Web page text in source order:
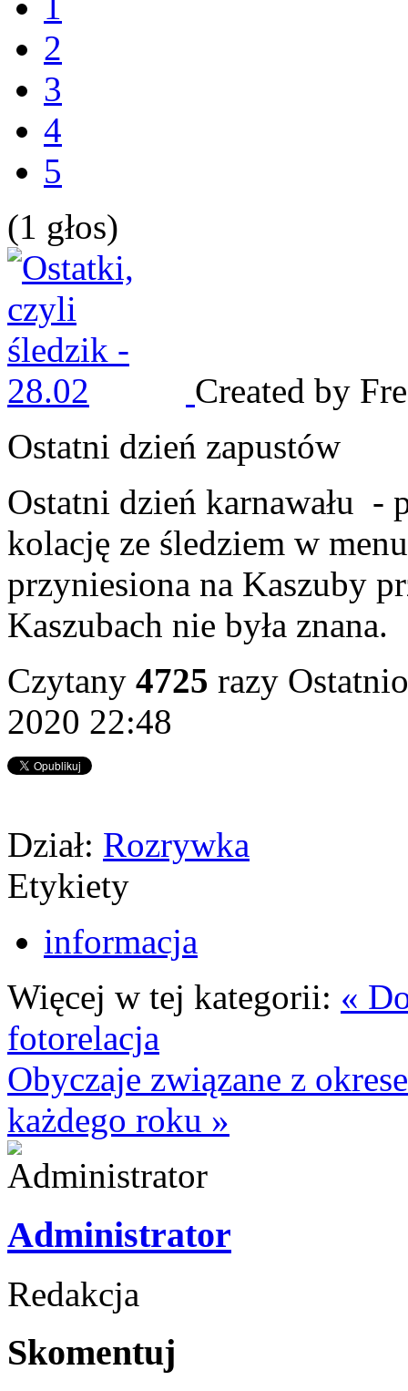
2
3
4
5
(1 głos)
Created by
Ostatni dzień zapustów
Ostatni dzień karnawału -
kolację ze śledziem w
przyniesiona na Kaszuby
Kaszubach nie była znana.
Czytany 4725 razy
2020 22:48
Dział: Rozrywka
Etykiety
informacja
Więcej w tej kategorii: «
fotorelacja
Obyczaje związane z
każdego roku »
Administrator
Redakcja
Skomentuj